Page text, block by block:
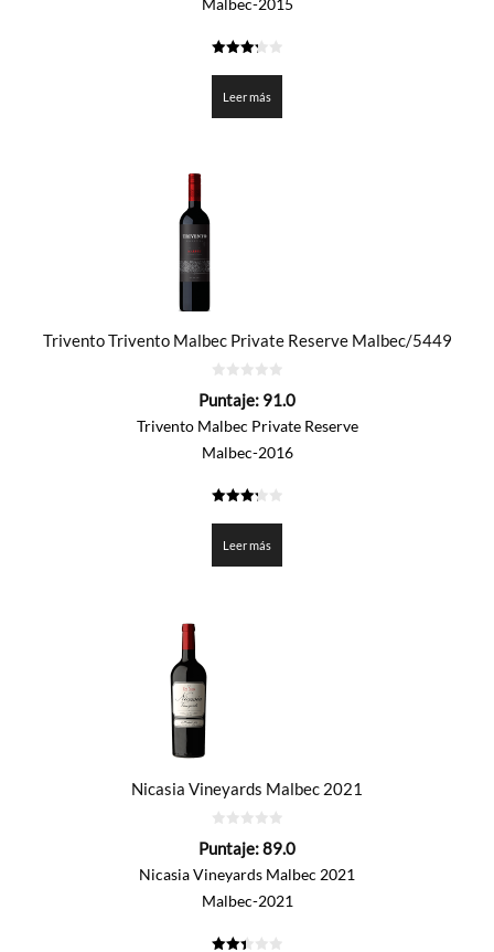
Malbec-2015
Leer más
Trivento Trivento Malbec Private Reserve Malbec/5449
de
Puntaje: 91.0
Trivento Malbec Private Reserve
Malbec-2016
de 5
Leer más
Nicasia Vineyards Malbec 2021
de
Puntaje:89.0
Nicasia Vineyards Malbec 2021
Malbec-2021